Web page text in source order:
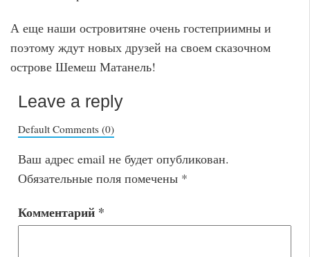
А еще наши островитяне очень гостеприимны и
поэтому ждут новых друзей на своем сказочном
острове Шемеш Матанель!
Leave a reply
Default Comments (0)
Ваш адрес email не будет опубликован.
Обязательные поля помечены *
Комментарий *